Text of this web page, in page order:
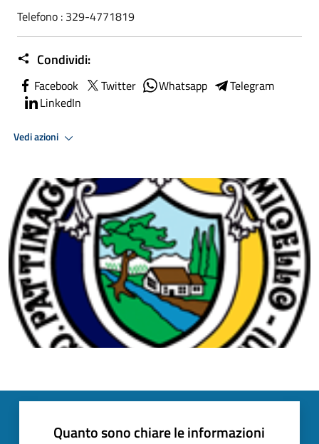
Telefono : 329-4771819
Condividi:
Facebook Twitter Whatsapp
Telegram
LinkedIn
Vedi azioni
Quanto sono chiare le informazioni